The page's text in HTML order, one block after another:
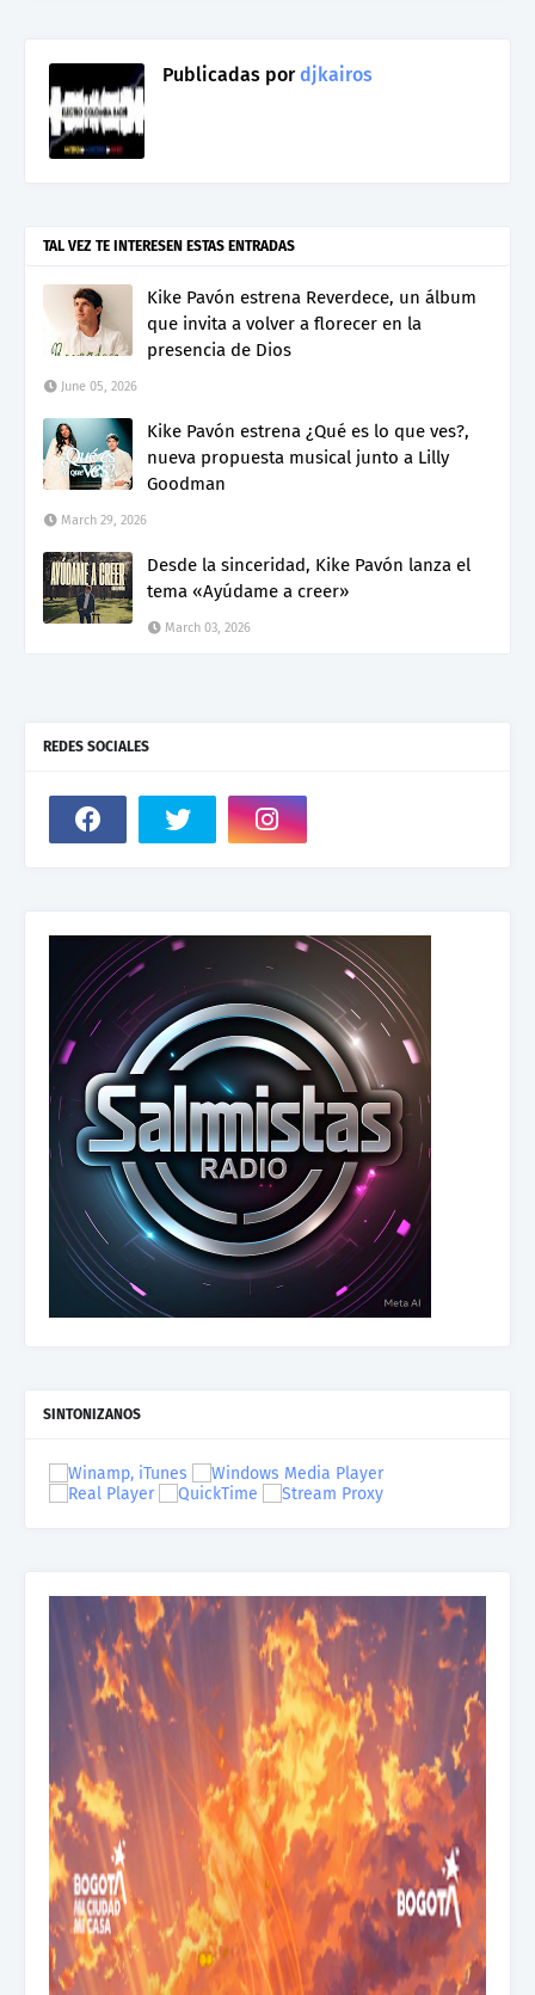
Publicadas pordjkairos
TAL VEZ TE INTERESEN ESTAS ENTRADAS
Kike Pavón estrena Reverdece, un álbum
que invita a volver a florecer en la
presencia de Dios
June 05, 2026
Kike Pavón estrena ¿Qué es lo que ves?,
nueva propuesta musical junto a Lilly
Goodman
March 29, 2026
Desde la sinceridad, Kike Pavón lanza el
tema «Ayúdame a creer»
March 03, 2026
REDES SOCIALES
SINTONIZANOS